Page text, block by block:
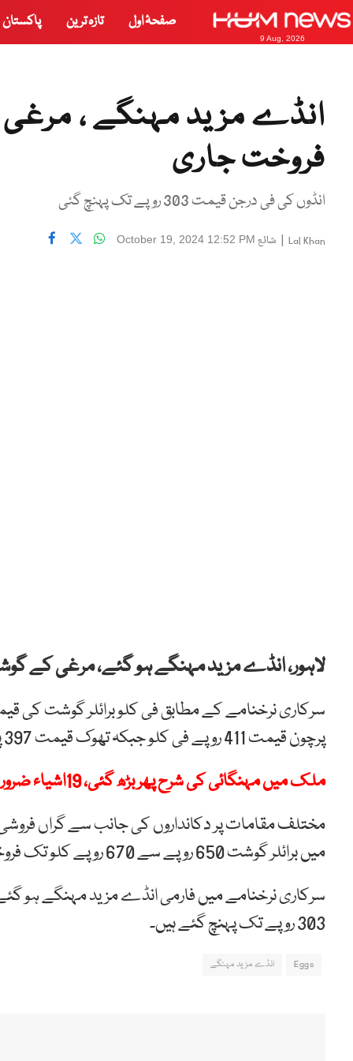
9 Aug, 2026
صفحۂ اول تازہ ترین پاکستان
انڈے مزید مہنگے ،
فروخت جاری
انڈوں کی فی درجن قیمت 303 روپے تک پہنچ گئی
Lal Khan
| شائع October 19, 2024 12:52 PM
لاہور، انڈے مزید مہنگے ہو گئے، مرغی کے
پرچون قیمت 411 روپے فی کلو جبکہ تھوک قیمت 397 پر مستحکم ہے۔
ملک میں مہنگائی کی شرح پھر بڑھ گئی، 19اشیاء ضروریہ مزید مہنگی ہو گئیں
مختلف مقامات پر دکانداروں کی جانب سے گراں
میں برائلر گوشت 650 روپے سے 670 روپے کلو تک فروخت کیا جارہا ہے۔
سرکاری نرخنامے میں فارمی انڈے مزید مہنگے ہو
303 روپے تک پہنچ گئے ہیں۔
Eggs انڈے مزید مہنگے